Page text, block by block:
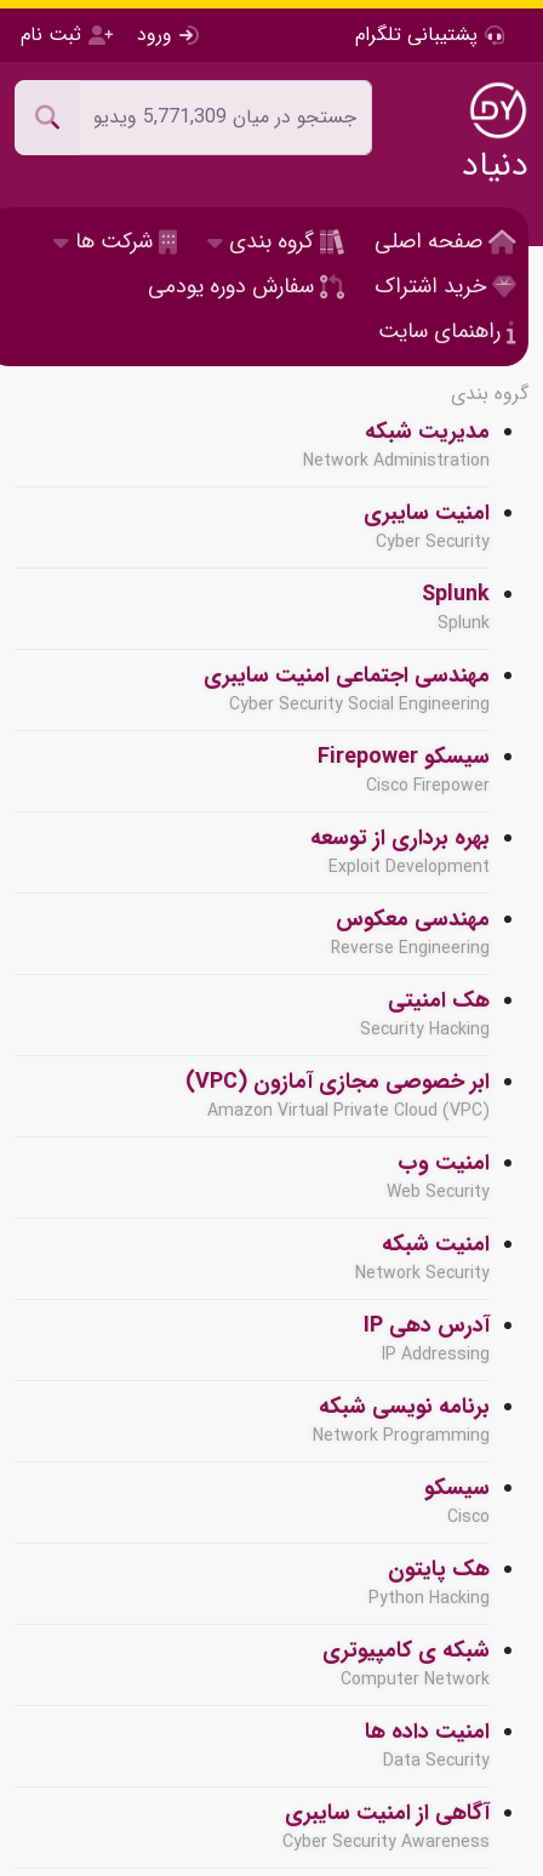
پشتیبانی تلگرام ورود ثبت نام
دنیاد
صفحه اصلی گروه بندی
شرکت ها
خرید اشتراک
سفارش دوره یودمی
راهنمای سایت
گروه بندی
مدیریت شبکه
Network Administration
امنیت سایبری
Cyber Security
Splunk
Splunk
مهندسی اجتماعی امنیت سایبری
Cyber Security Social Engineering
سیسکو Firepower
Cisco Firepower
بهره برداری از توسعه
Exploit Development
مهندسی معکوس
Reverse Engineering
هک امنیتی
Security Hacking
ابر خصوصی مجازی آمازون (VPC)
Amazon Virtual Private Cloud (VPC)
امنیت وب
Web Security
امنیت شبکه
Network Security
آدرس دهی IP
IP Addressing
برنامه نویسی شبکه
Network Programming
سیسکو
Cisco
هک پایتون
Python Hacking
شبکه ی کامپیوتری
Computer Network
امنیت داده ها
Data Security
آگاهی از امنیت سایبری
Cyber Security Awareness